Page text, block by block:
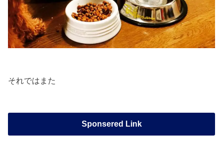
それではまた
Sponsered Link